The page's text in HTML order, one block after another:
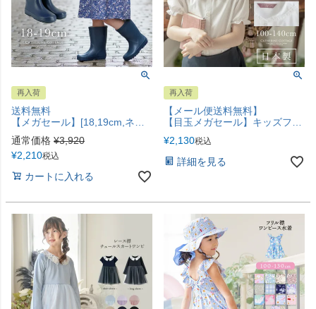
再入荷
送料無料
【メガセール】[18,19cm,ネイビーのみ]低温でも固くならず履き心地の良い天然ゴム製 長靴 エンボスレインブーツ レイングッズ 長靴 無地 キッズレインブーツ TAK
通常価格 ¥3,920
¥2,210税込
カートに入れる
再入荷
【メール便送料無料】
【目玉メガセール】キッズフォーマル 日本製 女の子半袖刺繍ブラウスYUP12《メール便優先商品》
¥2,130税込
詳細を見る